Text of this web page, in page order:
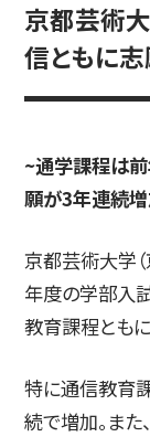
高校生・受
教育・社会連
学生生活・就
入試情報
京都芸術
信ともに
~通学課程は
願が3年連続
京都芸術大学
年度の学部入
教育課程とも
特に通信教育
続で増加。ま